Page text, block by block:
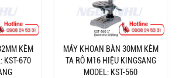
KÈM
KST-670
MÁY KHOAN BÀN 30MM KÈM
TA RÔ M16 HIỆU KINGSANG
MODEL: KST-560